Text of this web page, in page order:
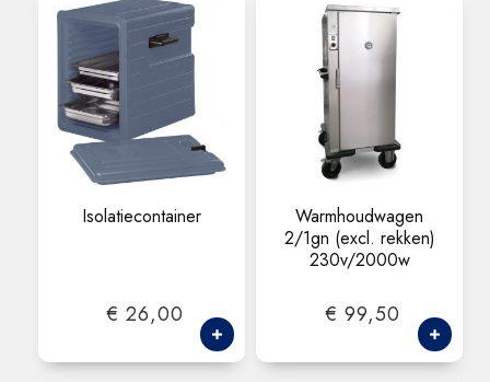
Isolatiecontainer
€ 26,00
Warmhoudwagen
2/1gn (excl. rekken)
230v/2000w
€ 99,50